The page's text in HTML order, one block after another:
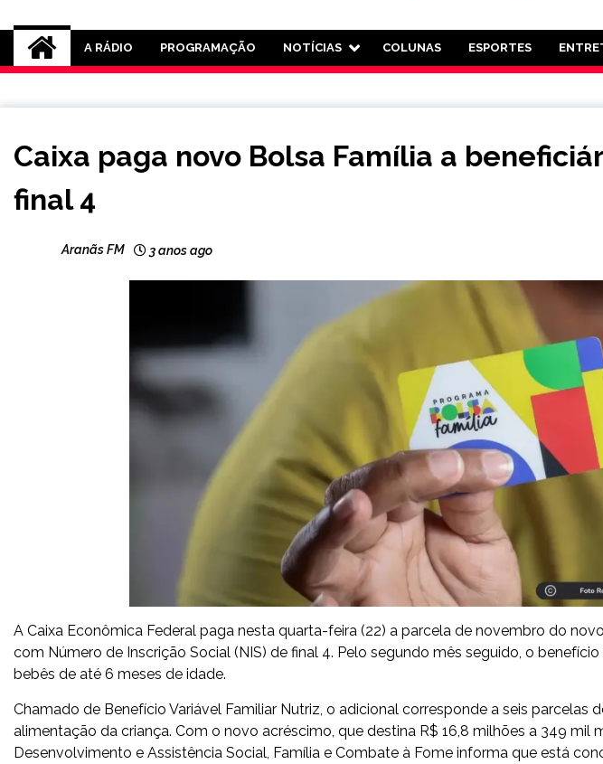
Rádio Aranãs 105.3
A RÁDIO PROGRAMAÇÃO NOTÍCIAS COLUNAS ESPORTES
CAPELINHA
GERAIS
Caixa paga novo Bolsa Família a
final 4
Aranãs FM 3 anos ago
A Caixa Econômica Federal paga nesta quarta-feira (22) a parcela de novembro do
com Número de Inscrição Social (NIS) de final 4. Pelo segundo mês seguido, o
bebês de até 6 meses de idade.
Chamado de Benefício Variável Familiar Nutriz, o adicional corresponde a seis parcelas
alimentação da criança. Com o novo acréscimo, que destina R$ 16,8 milhões a 349 mil
Desenvolvimento e Assistência Social, Família e Combate à Fome informa que está